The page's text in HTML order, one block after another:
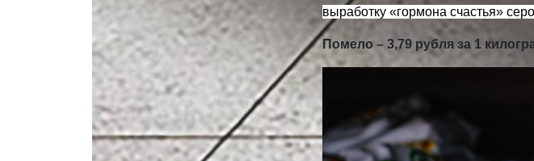
выработку «гормона счастья»
Помело – 3,79 рубля за 1